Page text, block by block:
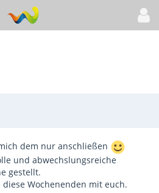
dem nur anschließen
und abwechslungsreiche
gestellt.
Wochenenden mit euch.